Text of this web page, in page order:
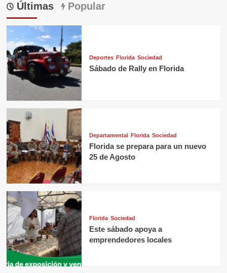
Últimas Popular
Deportes Florida Sociedad
Sábado de Rally en Florida
Departamental Florida Sociedad
Florida se prepara para un nuevo
25 de Agosto
Florida Sociedad
Este sábado apoya a
emprendedores locales